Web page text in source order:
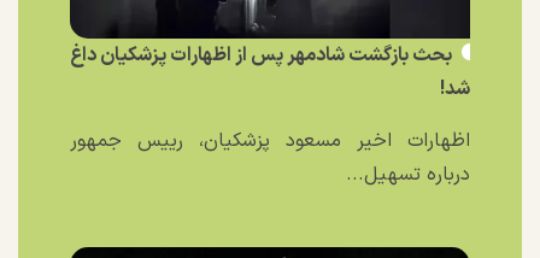
بحث بازگشت شادمهر پس از اظهارات پزشکیان داغ
شد!
اظهارات اخیر مسعود پزشکیان، رییس جمهور
درباره تسهیل...